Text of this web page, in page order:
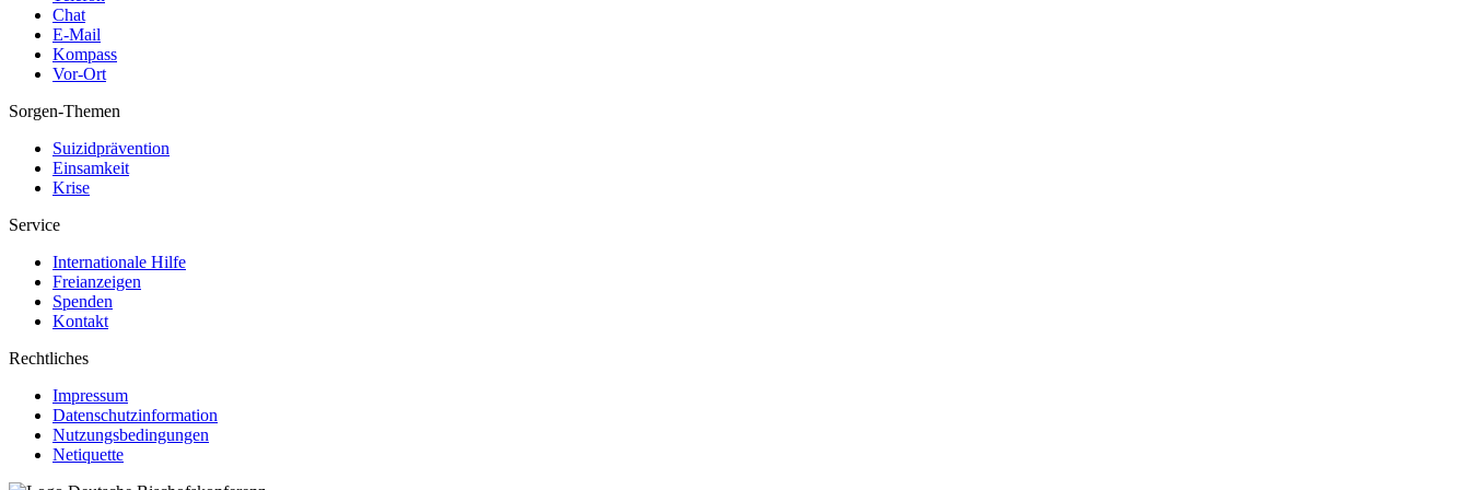
Chat
E-Mail
Kompass
Vor-Ort
Sorgen-Themen
Suizidprävention
Einsamkeit
Krise
Service
Internationale Hilfe
Freianzeigen
Spenden
Kontakt
Rechtliches
Impressum
Datenschutzinformation
Nutzungsbedingungen
Netiquette